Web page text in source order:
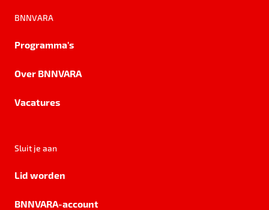
BNNVARA
Programma's
Over BNNVARA
Vacatures
Sluit je aan
Lid worden
BNNVARA-account